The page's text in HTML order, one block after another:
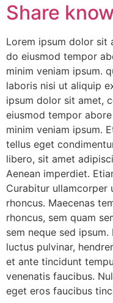
Share
Lorem ipsum dolor sit
do eiusmod tempor
minim veniam ipsum.
laboris nisi ut aliquip
ipsum dolor sit amet,
eiusmod tempor
minim veniam ipsum.
tellus eget
libero, sit amet
Aenean imperdiet.
Curabitur ullamcorper
rhoncus. Maecenas
rhoncus, sem quam
sem neque sed
luctus pulvinar,
et ante tincidunt
venenatis faucibus.
eget eros faucibus